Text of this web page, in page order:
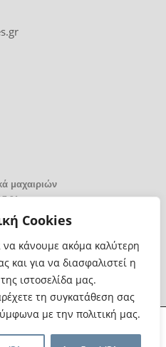
Cookies
να κάνουμε ακόμα καλύτερη
και για να διασφαλιστεί η
ιστοσελίδα μας.
τη συγκατάθεση σας
με την πολιτική μας.
μαχαιριών